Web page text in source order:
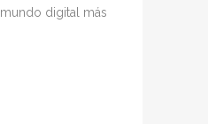
digital más